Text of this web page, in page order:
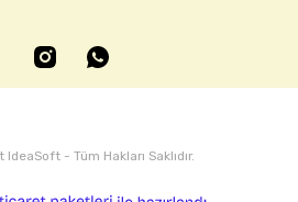
- Tüm Hakları Saklıdır.